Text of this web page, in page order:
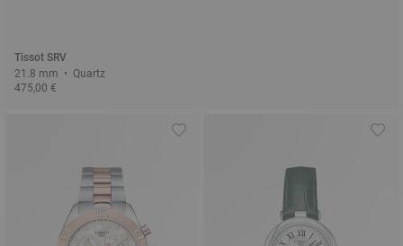
Tissot SRV
21.8 mm • Quartz
475,00 €